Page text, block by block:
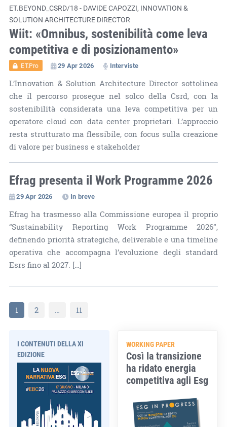
ET.BEYOND_CSRD/18 - DAVIDE CAPOZZI, INNOVATION &
SOLUTION ARCHITECTURE DIRECTOR
Wiit: «Omnibus, sostenibilità come leva
competitiva e di posizionamento»
ET.Pro 29 Apr 2026 Interviste
L’Innovation & Solution Architecture Director sottolinea
che il percorso prosegue nel solco della Csrd, con la
sostenibilità considerata una leva competitiva per un
operatore cloud con data center proprietari. L’approccio
resta strutturato ma flessibile, con focus sulla creazione
di valore per business e stakeholder
Efrag presenta il Work Programme 2026
29 Apr 2026 In breve
Efrag ha trasmesso alla Commissione europea il proprio
“Sustainability Reporting Work Programme 2026”,
definendo priorità strategiche, deliverable e una timeline
operativa che accompagna l’evoluzione degli standard
Esrs fino al 2027. […]
1 2 … 11
I CONTENUTI DELLA XI
EDIZIONE
WORKING PAPER
Così la transizione
ha ridato energia
competitiva agli Esg